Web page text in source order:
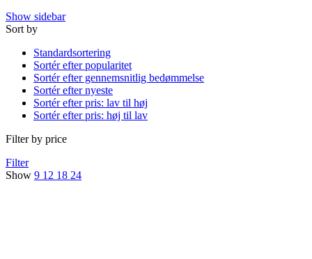
Show sidebar
Sort by
Standardsortering
Sortér efter popularitet
Sortér efter gennemsnitlig bedømmelse
Sortér efter nyeste
Sortér efter pris: lav til høj
Sortér efter pris: høj til lav
Filter by price
Filter
Show 9 12 18 24